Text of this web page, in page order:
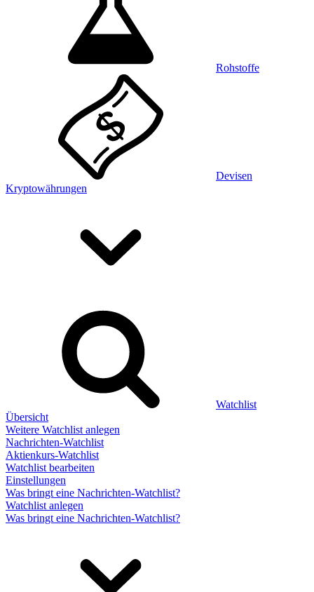
Rohstoffe
Devisen
Kryptowährungen
Watchlist
Übersicht
Weitere Watchlist anlegen
Nachrichten-Watchlist
Aktienkurs-Watchlist
Watchlist bearbeiten
Einstellungen
Was bringt eine Nachrichten-Watchlist?
Watchlist anlegen
Was bringt eine Nachrichten-Watchlist?